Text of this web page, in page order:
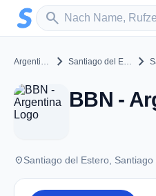
Zum Hauptinhalt springen
search
Sender suchen
Argentinien chevron_right Santiago del Estero chevron_right
placeSantiago del Estero,